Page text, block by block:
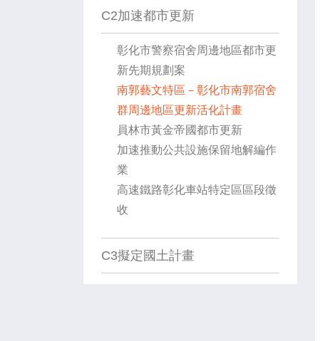
C2加速都市更新
彰化市警察宿舍周邊地區都市更
新先期規劃案
南郭藝文特區－彰化市南郭宿舍
群周邊地區更新活化計畫
員林市黃金帝國都市更新
加速推動公共設施保留地解編作
業
高速鐵路彰化車站特定區區段徵
收
C3擬定國土計畫